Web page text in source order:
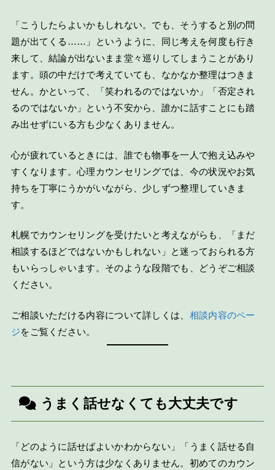
「こうしたらよいかもしれない。でも、そうすると別の問
題が出てくる……」というように、同じ考えを何度も行き
来して、結論が出ないまま堂々巡りしてしまうことがあり
ます。頭の中だけで考えていても、なかなか整理はつきま
せん。かといって、「笑われるのではないか」「否定され
るのではないか」という不安から、誰かに話すことにも踏
み出せずにいる方も少なくありません。
心が疲れているときには、誰でも物事を一人で抱え込みや
すくなります。心理カウンセリングでは、今の状況やお気
持ちを丁寧にうかがいながら、少しずつ整理していきま
す。
札幌でカウンセリングを受けたいと考えながらも、「まだ
相談するほどではないかもしれない」と迷っておられる方
もいらっしゃいます。そのような段階でも、どうぞご相談
ください。
ご相談いただける内容について詳しくは、 相談内容のペー
ジをご覧ください。
うまく話せなくても大丈夫です
「どのように話せばよいかわからない」「うまく話せる自
信がない」という方は少なくありません。初めてのカウン